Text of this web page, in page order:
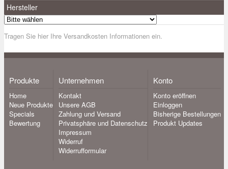
Hersteller
Tragen Sie hier Ihre Versandkosten Informationen ein.
Produkte
Home
Neue Produkte
Specials
Bewertung
Unternehmen
Kontakt
Unsere AGB
Zahlung und Versand
Privatsphäre und Datenschutz
Impressum
Widerruf
Widerrufformular
Konto
Konto eröffnen
Einloggen
Bisherige Bestellungen
Produkt Updates